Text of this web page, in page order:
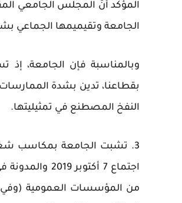
الجامعة وتقيميمها الجماعي
وبالمناسبة فإن الجامعة، إذ
بقطاعنا، تدين بشدة
النفخ المصطنع في تمثيليتها.
3. تشبت الجامعة بمكاسب
اجتماع 7
من المؤسسات العمومية (وفي